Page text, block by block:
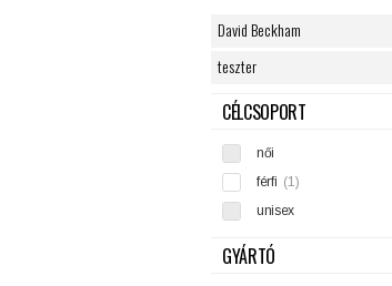
David Beckham
teszter
SZŰRÉS
CÉLCSOPORT
női
férfi (1)
unisex
GYÁRTÓ